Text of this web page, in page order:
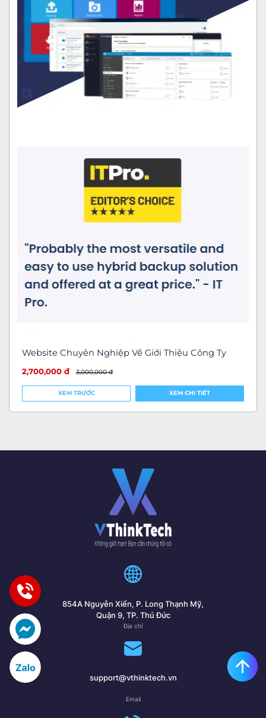
Website Chuyên Nghiệp Về Giới Thiệu Công Ty
2,700,000 đ 3,000,000 đ
XEM TRƯỚC XEM CHI TIẾT
854A Nguyễn Xiển, P. Long Thạnh Mỹ,
Quận 9, TP. Thủ Đức
Địa chỉ
support@vthinktech.vn
Email